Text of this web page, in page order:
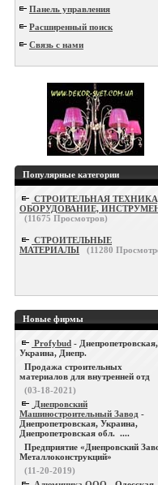
Панель управления
Расширенный поиск
Связь с нами
Популярные категории
СТРОИТЕЛЬНАЯ
ОБОРУДОВАНИЕ,
(11675 Просмотров)
СТРОИТЕЛЬНЫЕ
МАТЕРИАЛЫ
(11280
Новые фирмы
Profybud - Днепропетровская,
Украина, Днепр.
Продажа строительных
материалов для внутренней отд
(03-18-2021)
Днепровский
Машиностроительный Завод -
Днепропетровская, Украина,
Днепропетровская обл. ....
Предприятие «Днепровский
Металлоконструкций»
(11-20-2019)